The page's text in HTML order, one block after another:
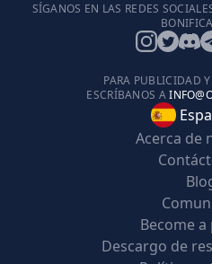
SÍGANOS EN LAS REDES
PARA PUBLICIDAD
ESCRÍBANOS A
Acerca de
Become
Descargo de